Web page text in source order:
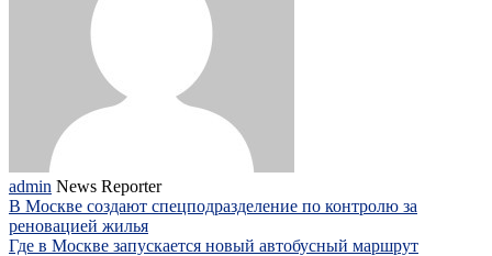
admin News Reporter
В Москве создают спецподразделение по контролю за
реновацией жилья
Где в Москве запускается новый автобусный маршрут